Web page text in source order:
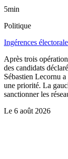
5min
Politique
Ingérences
Après trois
des candidats
Sébastien Lecornu
une priorité. La
sanctionner les
Le 6 août 2026